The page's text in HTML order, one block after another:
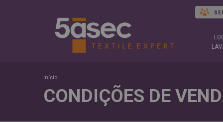
Início
CONDIÇÕES DE